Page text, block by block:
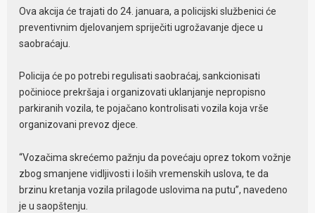
Ova akcija će trajati do 24. januara, a policijski službenici će
preventivnim djelovanjem spriječiti ugrožavanje djece u
saobraćaju.
Policija će po potrebi regulisati saobraćaj, sankcionisati
počinioce prekršaja i organizovati uklanjanje nepropisno
parkiranih vozila, te pojačano kontrolisati vozila koja vrše
organizovani prevoz djece.
“Vozačima skrećemo pažnju da povećaju oprez tokom vožnje
zbog smanjene vidljivosti i loših vremenskih uslova, te da
brzinu kretanja vozila prilagode uslovima na putu”, navedeno
je u saopštenju.